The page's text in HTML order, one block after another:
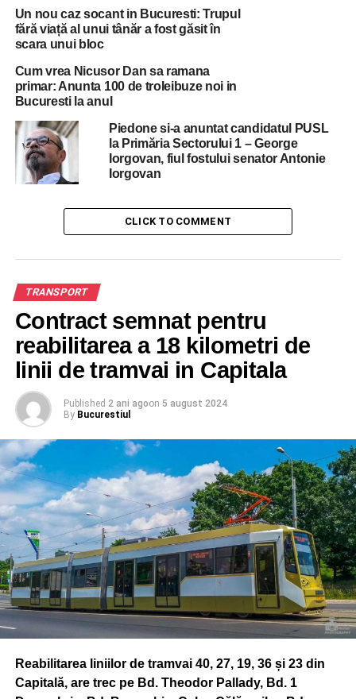
RELATED TOPICS: BUCURESTI CENTURA
SANTIER
STIREA ZILEI
UP NEXT
Mai nou strazile Bucurestiului se inunda si iarna
Dovada clara a proastei administratii in
Bucuresti: Trei gari majore stau inchise, iar
oamenii se inghesuie ore in sir sa ajunga la
serviciu!
Un nou caz socant in Bucuresti: Trupul
fără viață al unui tânăr a fost găsit în
scara unui bloc
Cum vrea Nicusor Dan sa ramana
primar: Anunta 100 de troleibuze noi in
Bucuresti la anul
Piedone si-a anuntat candidatul PUSL
la Primăria Sectorului 1 – George
Iorgovan, fiul fostului senator Antonie
Iorgovan
CLICK TO COMMENT
TRANSPORT
Contract semnat pentru
reabilitarea a 18 kilometri de
linii de tramvai in Capitala
Published 2 ani agoon 5 august 2024
By Bucurestiul
Reabilitarea liniilor de tramvai 40, 27, 19, 36 și 23 din
Capitală, are trec pe Bd. Theodor Pallady, Bd. 1